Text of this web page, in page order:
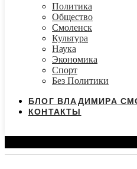
Политика
Общество
Смоленск
Культура
Наука
Экономика
Спорт
Без Политики
БЛОГ ВЛАДИМИРА
КОНТАКТЫ